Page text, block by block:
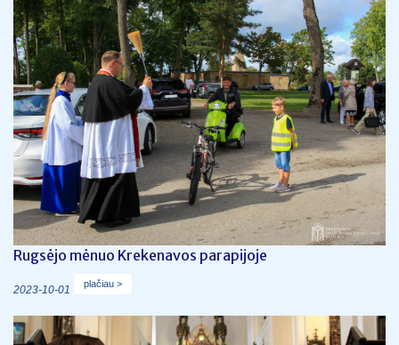
Rugsėjo mėnuo Krekenavos parapijoje
2023-10-01 plačiau >